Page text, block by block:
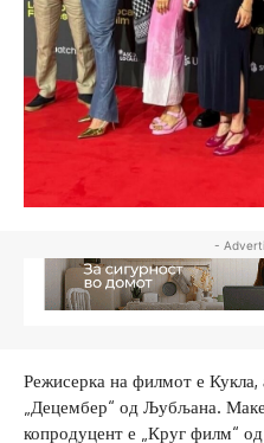
-
Режисерка на филмот е Кукла,
„Децембер“ од Љубљана.
копродуцент е „Круг филм“